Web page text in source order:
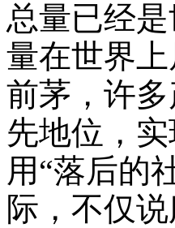
总量已经
量在世界
前茅，许
先地位，
用“落后的
际，不仅